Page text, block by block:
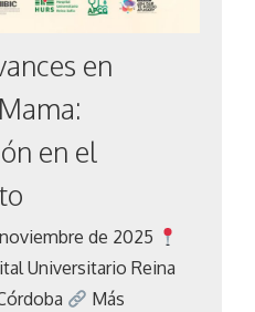
en
en el
de 2025
Universitario Reina
Más